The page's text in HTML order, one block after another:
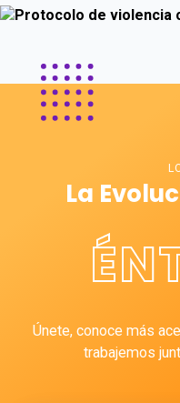
La
Únete, conoce más
trabajemos